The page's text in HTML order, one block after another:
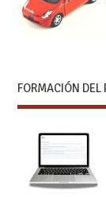
FORMACIÓN DEL